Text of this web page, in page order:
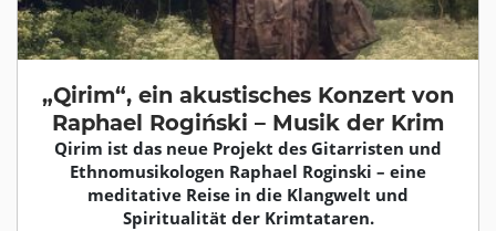
„Qirim“, ein akustisches Konzert von
Raphael Rogiński – Musik der Krim
Qirim ist das neue Projekt des Gitarristen und
Ethnomusikologen Raphael Roginski – eine
meditative Reise in die Klangwelt und
Spiritualität der Krimtataren.